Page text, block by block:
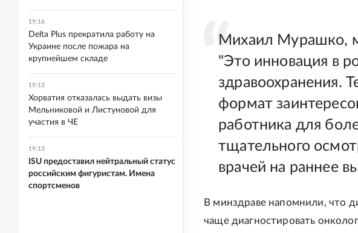
Михаил Мурашко,
"Это инновация в
здравоохранения.
формат
работника для
тщательного
врачей на раннее
В минздраве напомнили, что
чаще диагностировать
19:16
Delta Plus прекратила работу на
Украине после пожара на
крупнейшем складе
19:13
Хорватия отказалась выдать визы
Мельниковой и Листуновой для
участия в ЧЕ
19:13
ISU предоставил нейтральный статус
российским фигуристам. Имена
спортсменов